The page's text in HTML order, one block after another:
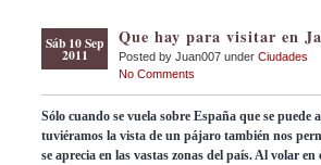
Sáb 10 Sep
2011
Que hay para visitar en
Posted by Juan007 under Ciudades
No Comments
Sólo cuando se vuela sobre España que se
tuviéramos la vista de un pájaro también nos
se aprecia en las vastas zonas del país. Al volar